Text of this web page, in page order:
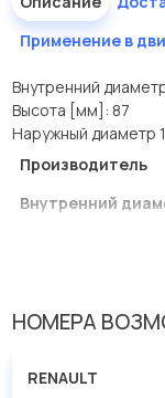
Применение в
Внутренний
Высота [мм]: 87
Наружный диаметр
Производитель
Внутренний
НОМЕРА
RENAULT